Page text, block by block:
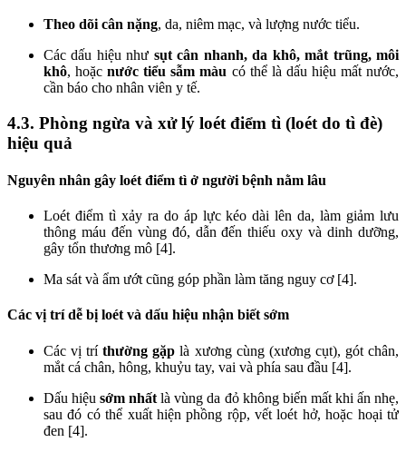
Theo dõi cân nặng, da, niêm mạc, và lượng nước tiểu.
Các dấu hiệu như sụt cân nhanh, da khô, mắt trũng, môi
khô, hoặcnước tiểu sẫm màu có thể là dấu hiệu mất nước,
cần báo cho nhân viên y tế.
4.3. Phòng ngừa và xử lý loét điểm tì (loét do tì đè)
hiệu quả
Nguyên nhân gây loét điểm tì ở người bệnh nằm lâu
Loét điểm tì xảy ra do áp lực kéo dài lên da, làm giảm lưu
thông máu đến vùng đó, dẫn đến thiếu oxy và dinh dưỡng,
gây tổn thương mô [4].
Ma sát và ẩm ướt cũng góp phần làm tăng nguy cơ [4].
Các vị trí dễ bị loét và dấu hiệu nhận biết sớm
Các vị tríthường gặp là xương cùng (xương cụt), gót chân,
mắt cá chân, hông, khuỷu tay, vai và phía sau đầu [4].
Dấu hiệusớm nhất là vùng da đỏ không biến mất khi ấn nhẹ,
sau đó có thể xuất hiện phồng rộp, vết loét hở, hoặc hoại tử
đen [4].